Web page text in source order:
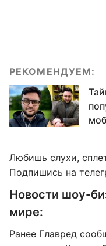
РЕКОМЕНДУЕМ:
Любишь слухи,
Подпишись на
Новости шоу-
мире:
Ранее Главред